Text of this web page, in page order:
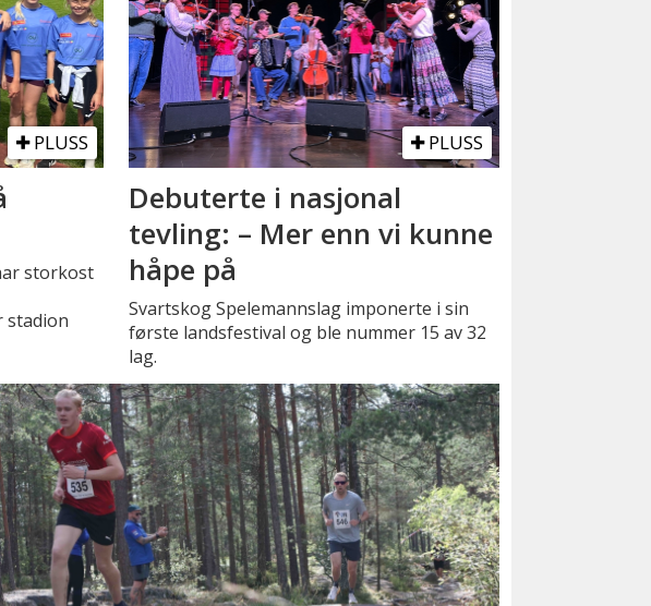
PLUSS
storkost
stadion
PLUSS
Debuterte i nasjonal
tevling: – Mer enn vi kunne
håpe på
Svartskog Spelemannslag imponerte i sin
første landsfestival og ble nummer 15 av 32
lag.